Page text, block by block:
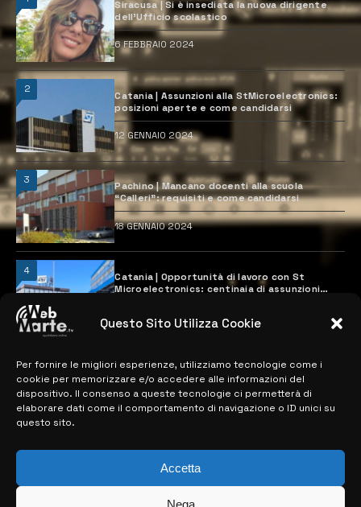
Questo Sito Utilizza Cookie
Per fornire le migliori esperienze, utilizziamo tecnologie come i
cookie per memorizzare e/o accedere alle informazioni del
dispositivo. Il consenso a queste tecnologie ci permetterà di
elaborare dati come il comportamento di navigazione o ID unici su
questo sito.
Accetta
Nega
Siracusa | Si è insediata la nuova dirigente
dell’Ufficio scolastico
6 FEBBRAIO 2024
2
Catania | Assunzioni alla StMicroelectronics:
posizioni aperte e come candidarsi
12 GENNAIO 2024
3
Pachino | Mancano docenti alla scuola
“Calleri”: requisiti e come candidarsi
18 GENNAIO 2024
4
Catania | Opportunità di lavoro con St
Microelectronics: centinaia di assunzioni
28 MARZO 2024
MAPPA DEL SITO
> NOTIZIE
> EDIZIONI LOCALI